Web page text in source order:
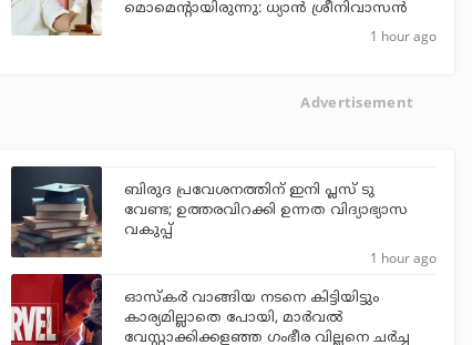
മൊമെന്റായിരുന്നു: ധ്യാൻ ശ്രീനിവാസൻ
1 hour ago
Advertisement
ബിരുദ പ്രവേശനത്തിന് ഇനി പ്ലസ് ടു
വേണ്ട; ഉത്തരവിറക്കി ഉന്നത വിദ്യാഭ്യാസ
വകുപ്പ്
1 hour ago
ഓസ്‌കര്‍ വാങ്ങിയ നടനെ കിട്ടിയിട്ടും
കാര്യമില്ലാതെ പോയി, മാര്‍വല്‍
വേസ്റ്റാക്കിക്കളഞ്ഞ ഗംഭീര വില്ലനെ ചര്‍ച്ച